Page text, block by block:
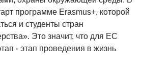
программе Erasmus+, которой
и студенты стран
Это значит, что для ЕС
- этап проведения в жизнь